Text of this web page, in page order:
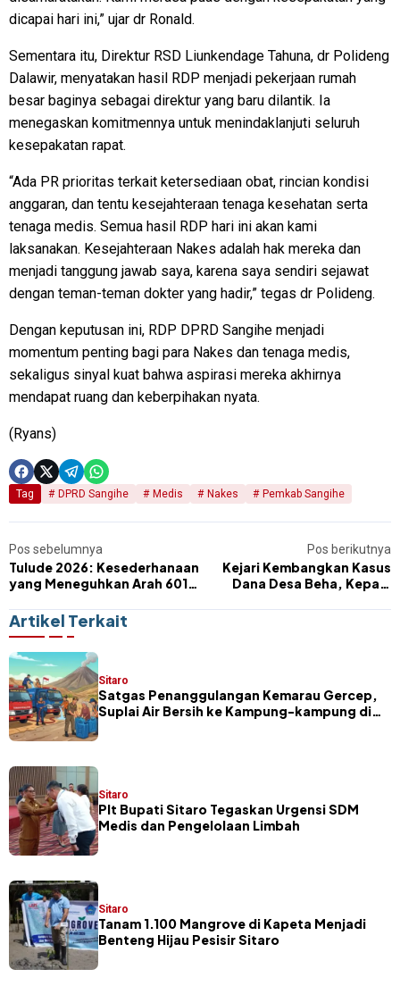
dicapai hari ini,” ujar dr Ronald.
Sementara itu, Direktur RSD Liunkendage Tahuna, dr Polideng
Dalawir, menyatakan hasil RDP menjadi pekerjaan rumah
besar baginya sebagai direktur yang baru dilantik. Ia
menegaskan komitmennya untuk menindaklanjuti seluruh
kesepakatan rapat.
“Ada PR prioritas terkait ketersediaan obat, rincian kondisi
anggaran, dan tentu kesejahteraan tenaga kesehatan serta
tenaga medis. Semua hasil RDP hari ini akan kami
laksanakan. Kesejahteraan Nakes adalah hak mereka dan
menjadi tanggung jawab saya, karena saya sendiri sejawat
dengan teman-teman dokter yang hadir,” tegas dr Polideng.
Dengan keputusan ini, RDP DPRD Sangihe menjadi
momentum penting bagi para Nakes dan tenaga medis,
sekaligus sinyal kuat bahwa aspirasi mereka akhirnya
mendapat ruang dan keberpihakan nyata.
(Ryans)
Tag DPRD Sangihe Medis Nakes Pemkab Sangihe
Pos sebelumnya
Tulude 2026: Kesederhanaan
yang Meneguhkan Arah 601
Lawo
Pos berikutnya
Kejari Kembangkan Kasus
Dana Desa Beha, Kepala
Artikel Terkait
Sitaro
Satgas Penanggulangan Kemarau Gercep,
Suplai Air Bersih ke Kampung-kampung di
Sitaro
​Plt Bupati Sitaro Tegaskan Urgensi SDM
Medis dan Pengelolaan Limbah
Sitaro
Tanam 1.100 Mangrove di Kapeta Menjadi
Benteng Hijau Pesisir Sitaro